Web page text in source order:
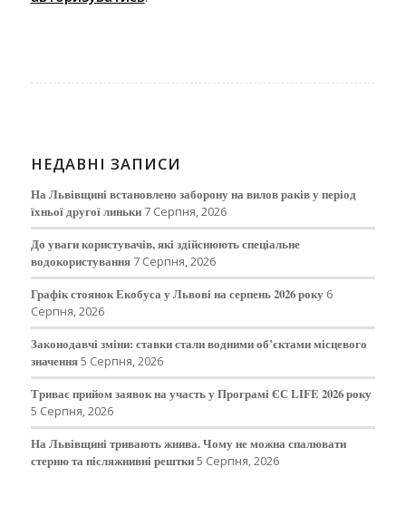
НЕДАВНІ ЗАПИСИ
На Львівщині встановлено заборону на вилов раків у період
їхньої другої линьки 7 Серпня, 2026
До уваги користувачів, які здійснюють спеціальне
водокористування 7 Серпня, 2026
Графік стоянок Екобуса у Львові на серпень 2026 року 6
Серпня, 2026
Законодавчі зміни: ставки стали водними об’єктами місцевого
значення5 Серпня, 2026
Триває прийом заявок на участь у Програмі ЄС LIFE 2026 року
5 Серпня, 2026
На Львівщині тривають жнива. Чому не можна спалювати
стерню та післяжнивні рештки5 Серпня, 2026